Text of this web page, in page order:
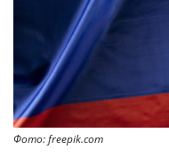
Фото: freepik.com